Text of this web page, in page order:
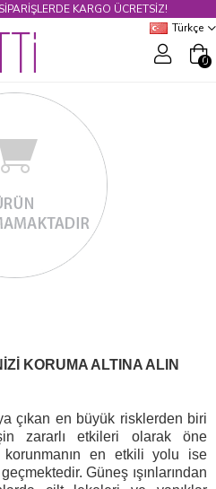
KARGO ÜCRETSİZ!
Türkçe
0
KORUMA ALTINA ALIN
çıkan en büyük risklerden biri
zararlı etkileri olarak öne
korunmanın en etkili yolu ise
Güneş ışınlarından